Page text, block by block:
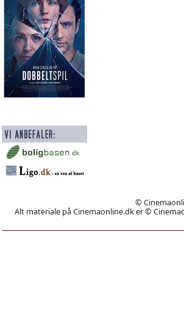
©
Alt materiale på Cinemaonline.dk er ©